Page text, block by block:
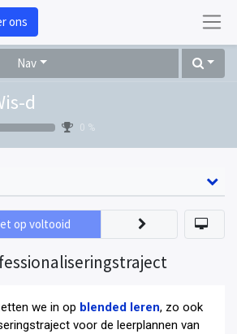
ons
Nav
d
0 %
op voltooid
we in op blended leren, zo ook
voor de leerplannen van